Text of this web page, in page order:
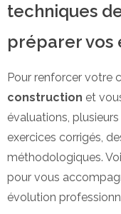
techniques
préparer vos
Pour renforcer votre
construction et
évaluations,
exercices corrigés,
méthodologiques.
pour vous
évolution